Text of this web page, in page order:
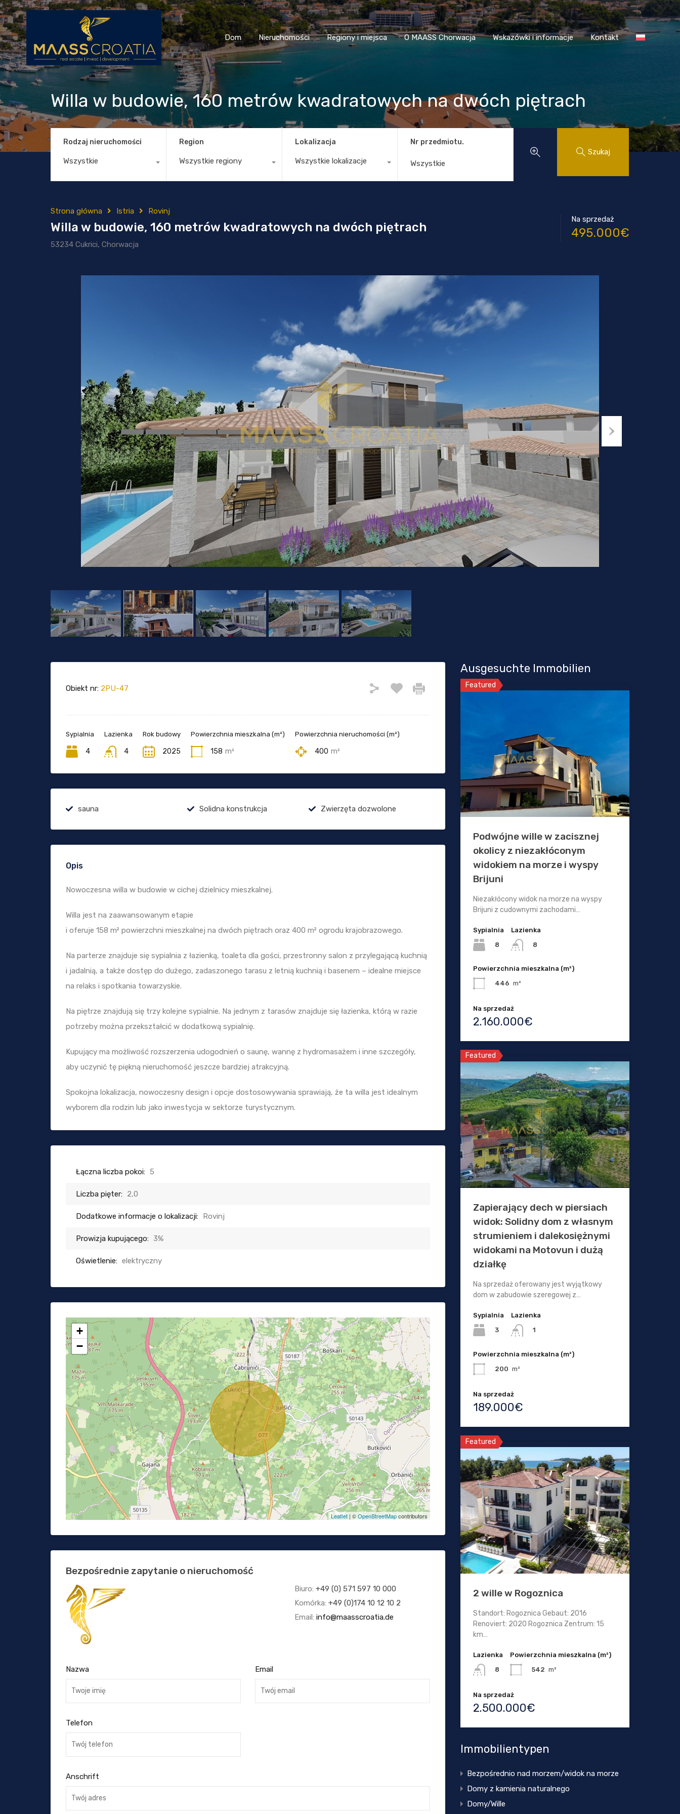
Dom Nieruchomości Regiony i miejsca O MAASS Chorwacja Wskazówki i informacje Kontakt
Dom Nieruchomości Regiony i miejsca O MAASS Chorwacja Wskazówki i informacje Kontakt
Willa w budowie, 160 metrów kwadratowych na dwóch piętrach
Rodzaj nieruchomości
Wszystkie
Region
Wszystkie regiony
Lokalizacja
Wszystkie lokalizacje
Nr przedmiotu.
Szukaj
Strona główna Istria Rovinj
Willa w budowie, 160 metrów kwadratowych na dwóch piętrach
53234 Cukrici, Chorwacja
Na sprzedaż
495.000€
Obiekt nr: 2PU-47
Sypialnia
4
Lazienka
4
Rok budowy
2025
Powierzchnia mieszkalna (m²)
158 m²
Powierzchnia nieruchomości (m²)
400 m²
sauna Solidna konstrukcja Zwierzęta dozwolone
Opis
Nowoczesna willa w budowie w cichej dzielnicy mieszkalnej.
Willa jest na zaawansowanym etapie
i oferuje 158 m² powierzchni mieszkalnej na dwóch piętrach oraz 400 m² ogrodu krajobrazowego.
Na parterze znajduje się sypialnia z łazienką, toaleta dla gości, przestronny salon z przylegającą kuchnią
i jadalnią, a także dostęp do dużego, zadaszonego tarasu z letnią kuchnią i basenem – idealne miejsce
na relaks i spotkania towarzyskie.
Na piętrze znajdują się trzy kolejne sypialnie. Na jednym z tarasów znajduje się łazienka, którą w razie
potrzeby można przekształcić w dodatkową sypialnię.
Kupujący ma możliwość rozszerzenia udogodnień o saunę, wannę z hydromasażem i inne szczegóły,
aby uczynić tę piękną nieruchomość jeszcze bardziej atrakcyjną.
Spokojna lokalizacja, nowoczesny design i opcje dostosowywania sprawiają, że ta willa jest idealnym
wyborem dla rodzin lub jako inwestycja w sektorze turystycznym.
Łączna liczba pokoi: 5
Liczba pięter: 2,0
Dodatkowe informacje o lokalizacji: Rovinj
Prowizja kupującego: 3%
Oświetlenie: elektryczny
+
−
Leaflet| ©OpenStreetMapcontributors
Bezpośrednie zapytanie o nieruchomość
Biuro: +49 (0) 571 597 10 000
Komórka: +49 (0)174 10 12 10 2
Email: info@maasscroatia.de
Nazwa Email
Telefon
Anschrift
Ausgesuchte Immobilien
Featured
Podwójne wille w zacisznej
okolicy z niezakłóconym
widokiem na morze i wyspy
Brijuni
Niezakłócony widok na morze na wyspy
Brijuni z cudownymi zachodami…
Sypialnia
8
Lazienka
8
Powierzchnia mieszkalna (m²)
446 m²
Na sprzedaż
2.160.000€
Featured
Zapierający dech w piersiach
widok: Solidny dom z własnym
strumieniem i dalekosiężnymi
widokami na Motovun i dużą
działkę
Na sprzedaż oferowany jest wyjątkowy
dom w zabudowie szeregowej z…
Sypialnia
3
Lazienka
1
Powierzchnia mieszkalna (m²)
200 m²
Na sprzedaż
189.000€
Featured
2 wille w Rogoznica
Standort: Rogoznica Gebaut: 2016
Renoviert: 2020 Rogoznica Zentrum: 15
km…
Lazienka
8
Powierzchnia mieszkalna (m²)
542 m²
Na sprzedaż
2.500.000€
Immobilientypen
Bezpośrednio nad morzem/widok na morze
Domy z kamienia naturalnego
Domy/Wille